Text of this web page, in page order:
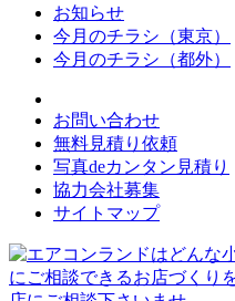
お知らせ
今月のチラシ（東京）
今月のチラシ（都外）
お問い合わせ
無料見積り依頼
写真deカンタン見積り
協力会社募集
サイトマップ